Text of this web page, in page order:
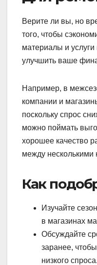
Верите ли вы, но
того, чтобы
материалы и услуги
улучшить ваше
Например, в
компании и
поскольку спрос
можно поймать
хорошее качество
между несколькими
Как
Изучайте
в магазинах
Обсуждайте
заранее,
низкого спроса.